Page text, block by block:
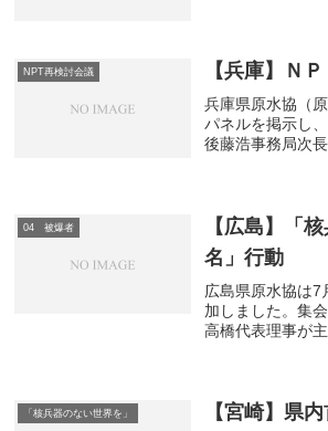
NPT再検討会議 【兵庫】Ｎ
兵庫県原水協（
パネルを掲示し
後藤浩事務局次
04 被爆者
【広島】「
名」行動
広島県原水協は7
加しました。集
高橋代表理事が
「核兵器のない世界を」 【宮崎】県